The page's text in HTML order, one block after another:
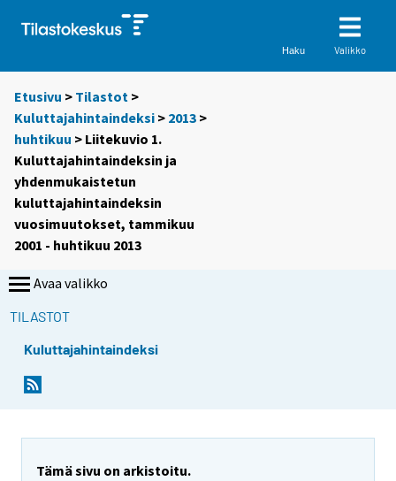
Haku Valikko
Etusivu > Tilastot >
Kuluttajahintaindeksi > 2013 >
huhtikuu > Liitekuvio 1.
Kuluttajahintaindeksin ja
yhdenmukaistetun
kuluttajahintaindeksin
vuosimuutokset, tammikuu
2001 - huhtikuu 2013
Avaa valikko
TILASTOT
Kuluttajahintaindeksi
Tämä sivu on arkistoitu.